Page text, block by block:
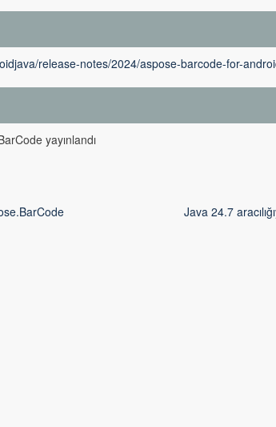
release-notes/2024/aspose-barcode-for-
yayınlandı
Java 24.7